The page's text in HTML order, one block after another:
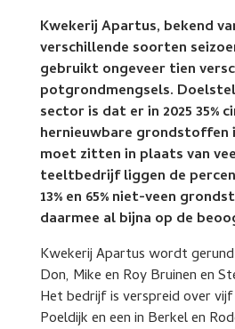
Kwekerij Apartus, bekend
verschillende soorten
gebruikt ongeveer tien
potgrondmengsels.
sector is dat er in 2025 35%
hernieuwbare grondstoffen
moet zitten in plaats van
teeltbedrijf liggen de
13% en 65% niet-veen
daarmee al bijna op de
Kwekerij Apartus wordt
Don, Mike en Roy Bruinen en
Het bedrijf is verspreid over
Poeldijk en een in Berkel en